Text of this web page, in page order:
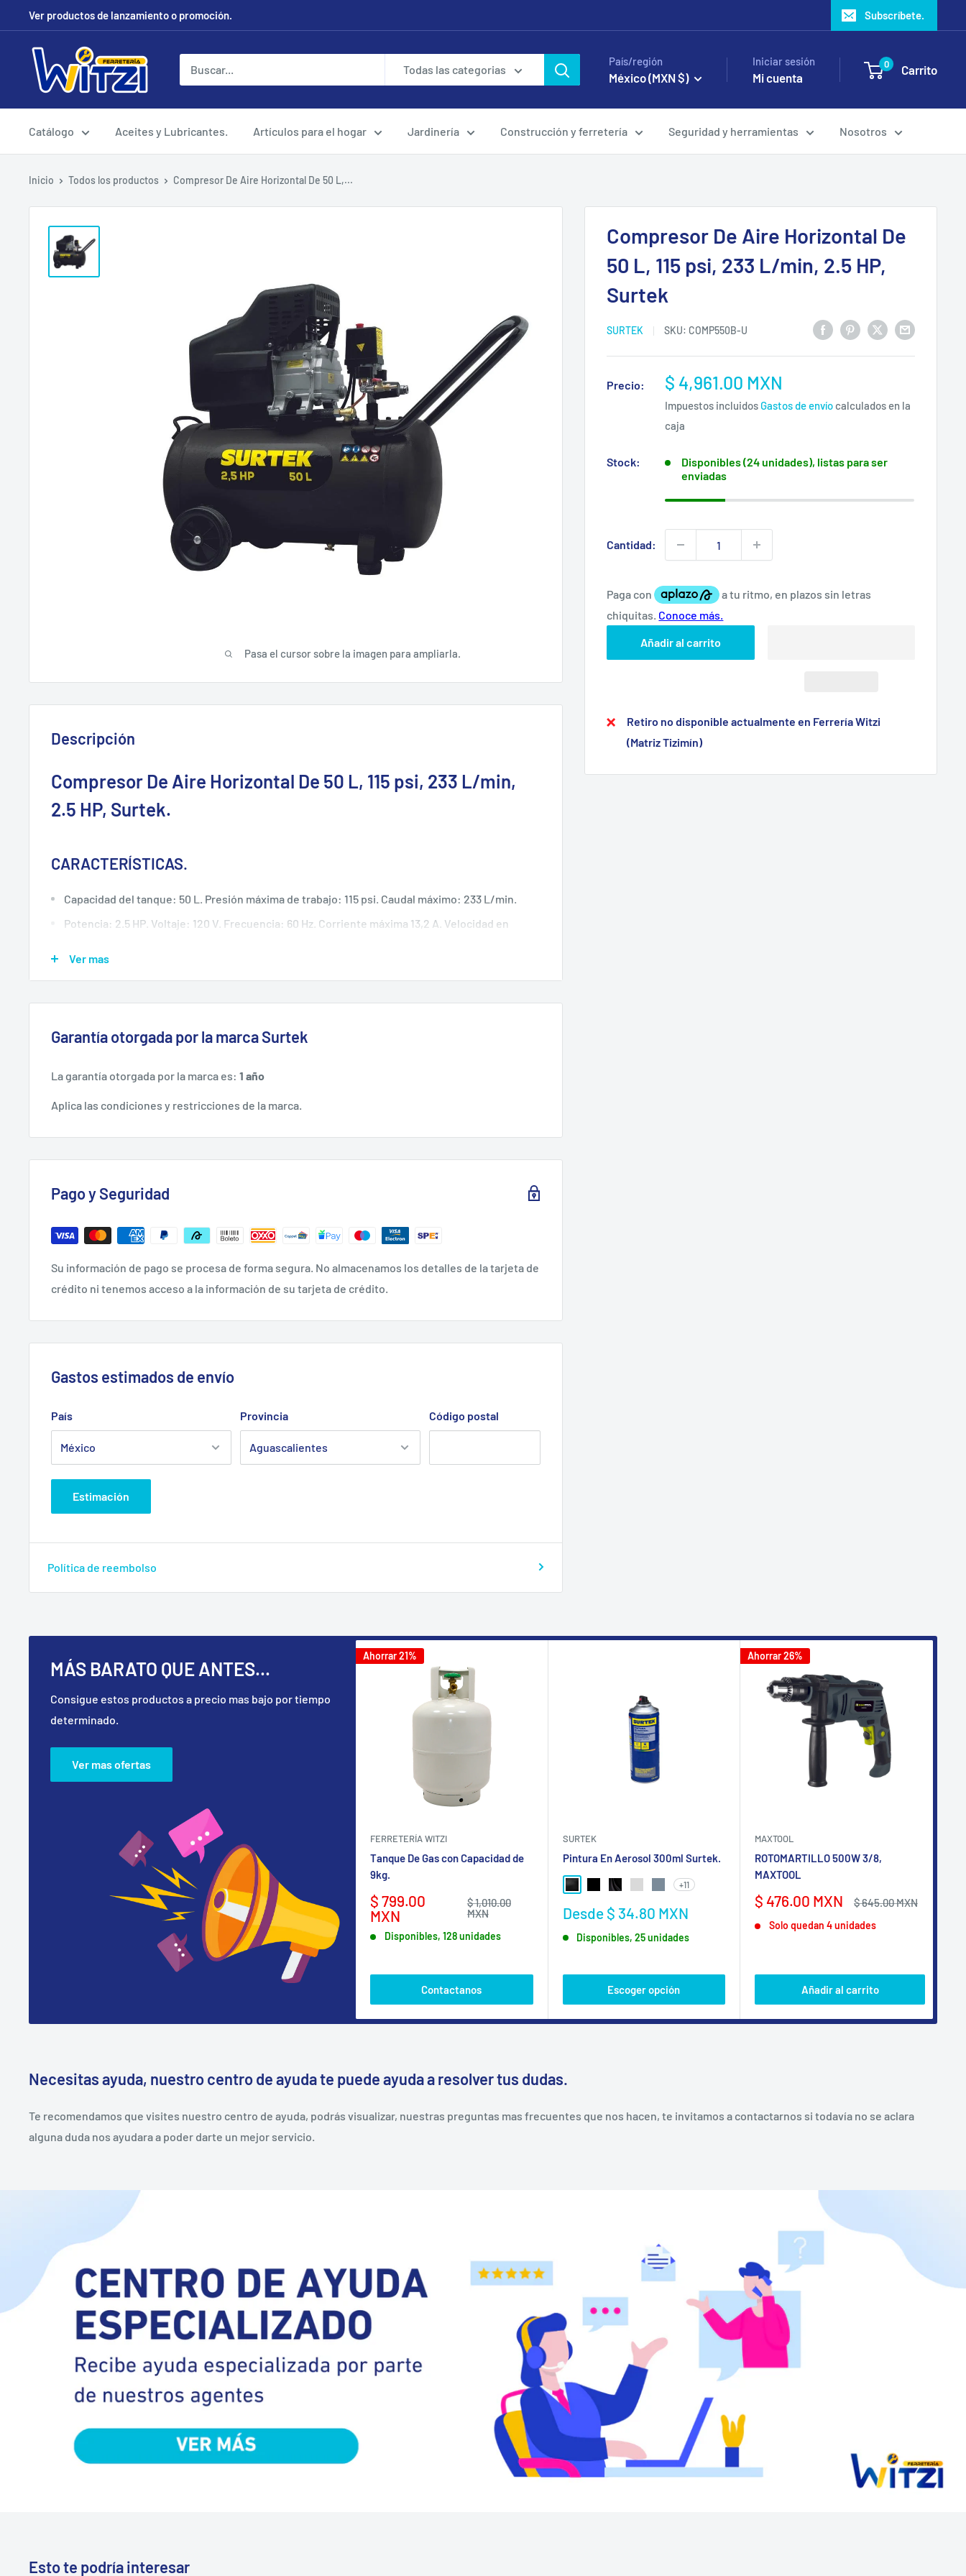
directamente
contenido
Ver productos de lanzamiento o promoción. Subscríbete.
FERRETERÍA
WITZI
Todas las categorias
País/región
México (MXN $)
Iniciar sesión
Mi cuenta
0 Carrito
Catálogo Aceites y Lubricantes. Artículos para el hogar Jardinería Construcción y ferretería Seguridad y herramientas Nosotros
Inicio Todos los productos Compresor De Aire Horizontal De 50 L,...
Pasa el cursor sobre la imagen para ampliarla.
Compresor De Aire Horizontal De
50 L, 115 psi, 233 L/min, 2.5 HP,
Surtek
SURTEK SKU: COMP550B-U
Precio:
Precio
de
venta
$ 4,961.00 MXN
Impuestos incluidos Gastos de envío calculados en la
caja
Stock:
Disponibles (24 unidades), listas para ser
enviadas
Cantidad:
Añadir al carrito
Retiro no disponible actualmente en Ferrería Witzi
(Matriz Tizimín)
Descripción
Compresor De Aire Horizontal De 50 L, 115 psi, 233 L/min,
2.5 HP, Surtek.
CARACTERÍSTICAS.
Capacidad del tanque: 50 L. Presión máxima de trabajo: 115 psi. Caudal máximo: 233 L/min.
Potencia: 2.5 HP. Voltaje: 120 V. Frecuencia: 60 Hz. Corriente máxima 13,2 A. Velocidad en
operar accesorios neumáticos, como pistolas de clavos, destornilladores y grapadoras
CONTENIDO.
Ver mas
Garantía otorgada por la marca Surtek
La garantía otorgada por la marca es: 1 año
Aplica las condiciones y restricciones de la marca.
Pago y Seguridad
Su información de pago se procesa de forma segura. No almacenamos los detalles de la tarjeta de
crédito ni tenemos acceso a la información de su tarjeta de crédito.
Gastos estimados de envío
País Provincia Código postal
Estimación
Política de reembolso
MÁS BARATO QUE ANTES...
Consigue estos productos a precio mas bajo por tiempo
determinado.
Ver mas ofertas
Ahorrar 21%
FERRETERÍA WITZI
Tanque De Gas con Capacidad de
9kg.
Precio
de
venta
$ 799.00
MXN
Precio
habitual
$ 1,010.00
MXN
Disponibles, 128 unidades
Contactanos
SURTEK
Pintura En Aerosol 300ml Surtek.
NEGRO BRILLANTE
NEGRO MATE
NEGRO SATINADO
GRIS CLARO
GRIS MAQUINARIA
+11
Precio
venta
Desde $ 34.80 MXN
Disponibles, 25 unidades
Escoger opción
Ahorrar 26%
MAXTOOL
ROTOMARTILLO 500W 3/8,
MAXTOOL
Precio
venta
$ 476.00 MXN
Precio
$ 645.00 MXN
Solo quedan 4 unidades
Añadir al carrito
Necesitas ayuda, nuestro centro de ayuda te puede ayuda a resolver tus dudas.
Te recomendamos que visites nuestro centro de ayuda, podrás visualizar, nuestras preguntas mas frecuentes que nos hacen, te invitamos a contactarnos si todavía no se aclara
alguna duda nos ayudara a poder darte un mejor servicio.
Esto te podría interesar